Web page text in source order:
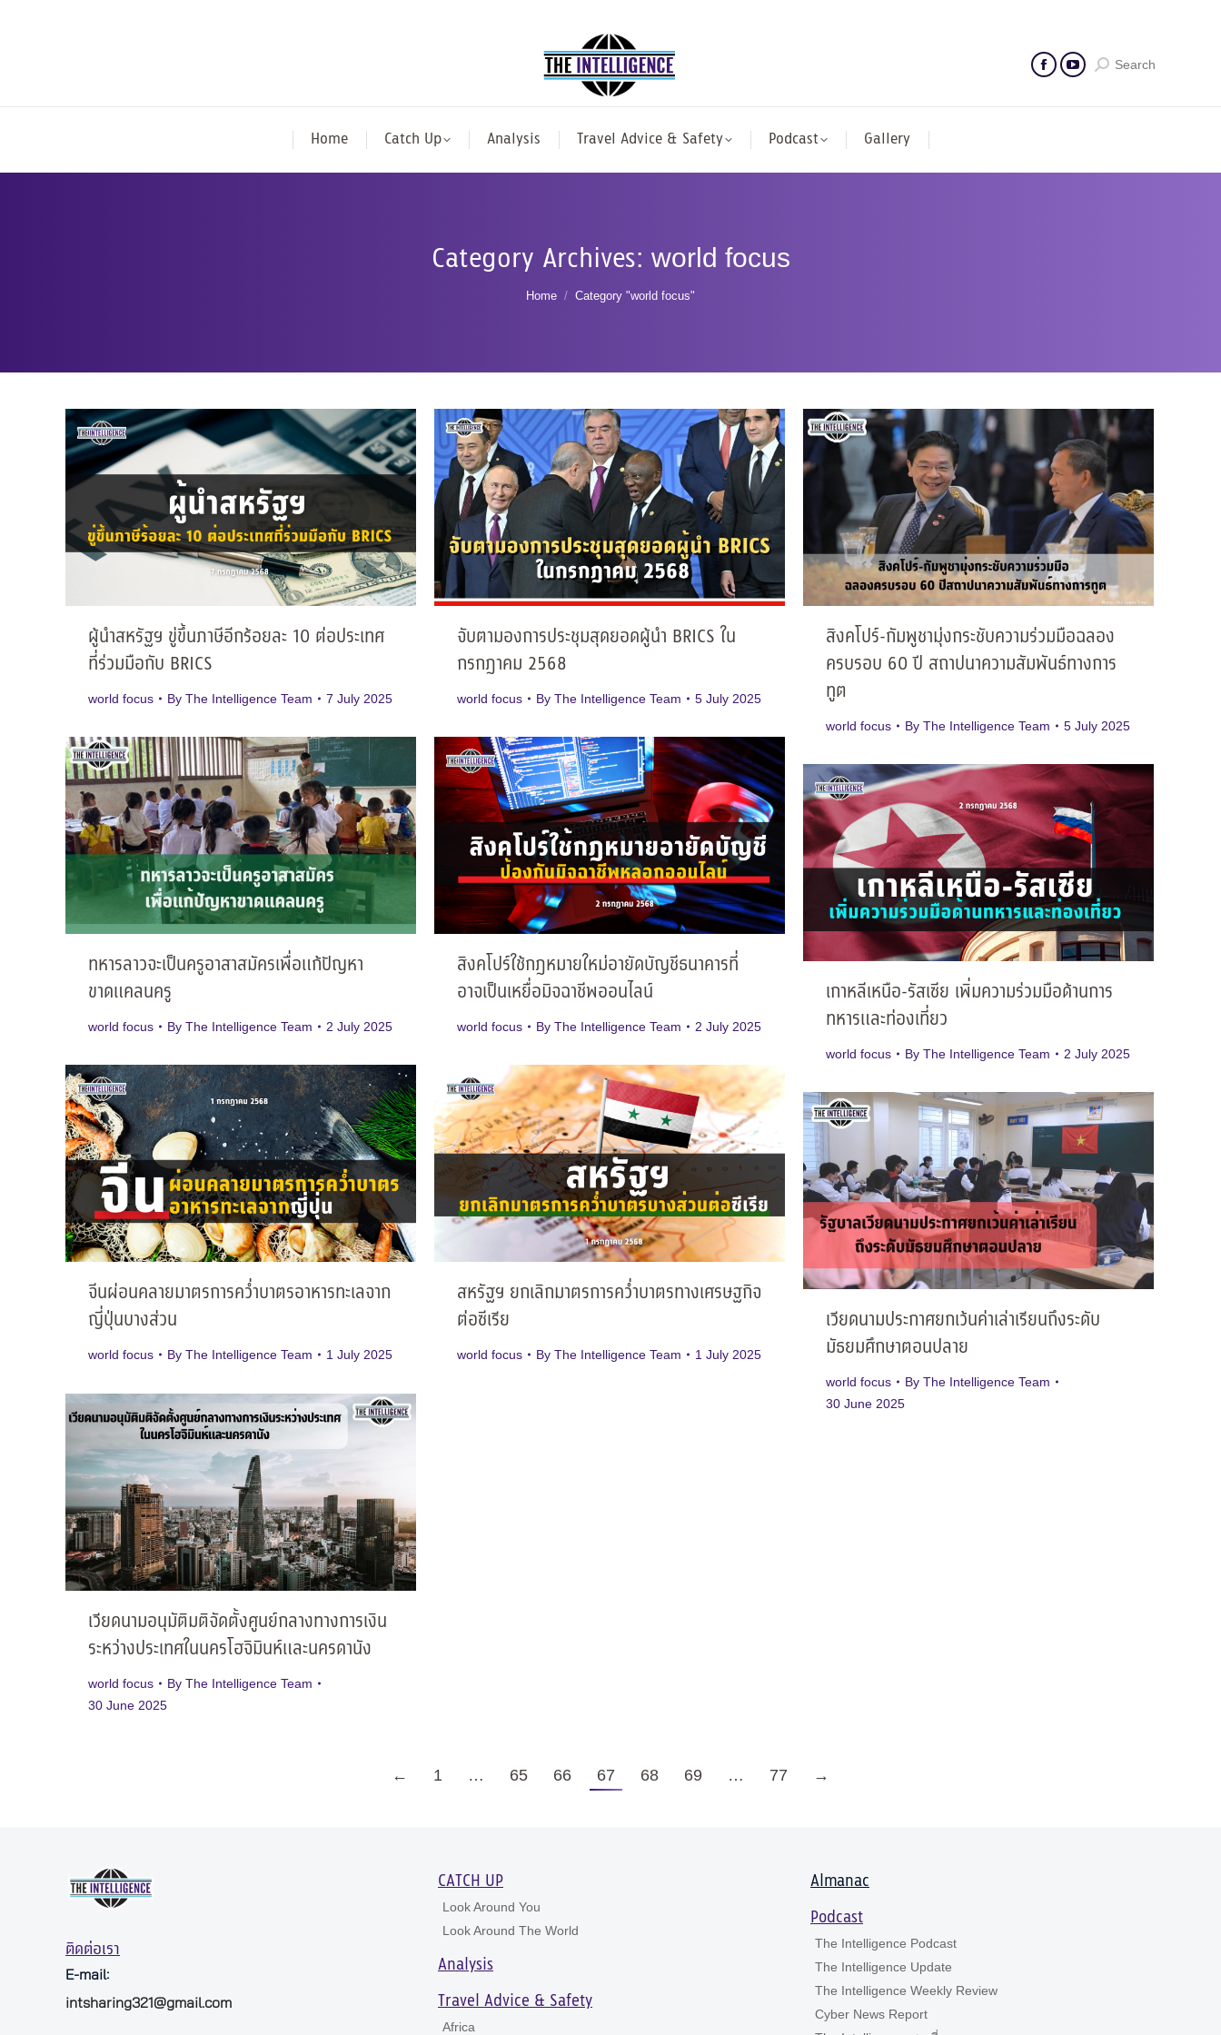
Search
Home Catch Up Analysis Travel Advice & Safety Podcast Gallery
Category Archives: world focus
You are here:
Home Category "world focus"
ผู้นำสหรัฐฯ ขู่ขึ้นภาษีอีกร้อยละ 10 ต่อประเทศ
ที่ร่วมมือกับ BRICS
world focus By The Intelligence Team 7 July 2025
จับตามองการประชุมสุดยอดผู้นำ BRICS ใน
กรกฎาคม 2568
world focus By The Intelligence Team 5 July 2025
สิงคโปร์-กัมพูชามุ่งกระชับความร่วมมือฉลอง
ครบรอบ 60 ปี สถาปนาความสัมพันธ์ทางการ
ทูต
world focus By The Intelligence Team 5 July 2025
ทหารลาวจะเป็นครูอาสาสมัครเพื่อแก้ปัญหา
ขาดแคลนครู
world focus By The Intelligence Team 2 July 2025
สิงคโปร์ใช้กฎหมายใหม่อายัดบัญชีธนาคารที่
อาจเป็นเหยื่อมิจฉาชีพออนไลน์
world focus By The Intelligence Team 2 July 2025
เกาหลีเหนือ-รัสเซีย เพิ่มความร่วมมือด้านการ
ทหารและท่องเที่ยว
world focus By The Intelligence Team 2 July 2025
จีนผ่อนคลายมาตรการคว่ำบาตรอาหารทะเลจาก
ญี่ปุ่นบางส่วน
world focus By The Intelligence Team 1 July 2025
สหรัฐฯ ยกเลิกมาตรการคว่ำบาตรทางเศรษฐกิจ
ต่อซีเรีย
world focus By The Intelligence Team 1 July 2025
เวียดนามประกาศยกเว้นค่าเล่าเรียนถึงระดับ
มัธยมศึกษาตอนปลาย
world focus By The Intelligence Team
30 June 2025
เวียดนามอนุมัติมติจัดตั้งศูนย์กลางทางการเงิน
ระหว่างประเทศในนครโฮจิมินห์และนครดานัง
world focus By The Intelligence Team
30 June 2025
← 1 … 65 66 67 68 69 … 77 →
ติดต่อเรา
E-mail:
intsharing321@gmail.com
CATCH UP
Look Around You
Look Around The World
Analysis
Travel Advice & Safety
Africa
Almanac
Podcast
The Intelligence Podcast
The Intelligence Update
The Intelligence Weekly Review
Cyber News Report